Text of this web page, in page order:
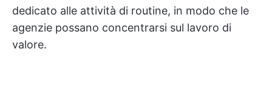
dedicato alle attività di routine, in modo che le
agenzie possano concentrarsi sul lavoro di
valore.